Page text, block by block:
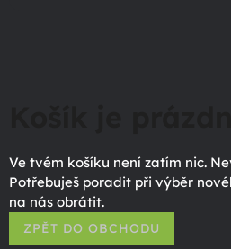
Ve tvém košíku není zatím nic.
Potřebuješ poradit při výběr
na nás obrátit.
ZPĚT DO OBCHODU